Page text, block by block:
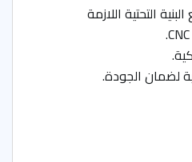
التحتية اللازمة
لضمان الجودة.